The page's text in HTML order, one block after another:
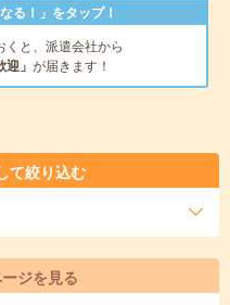
る！」をタップ！
くと、派遣会社から
迎」 が届きます！
て絞り込む
ジを見る